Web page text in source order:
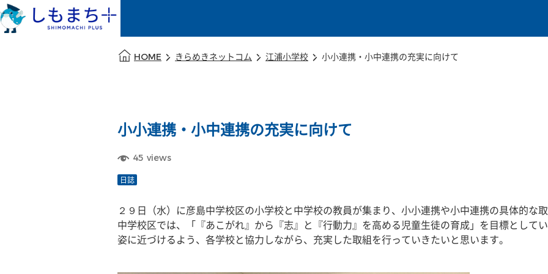
HOME きらめきネットコム 江浦小学校 小小連携・小中連携の充実に向けて
小小連携・小中連携の充実に向けて
45 views
日誌
２９日（水）に彦島中学校区の小学校と中学校の教員が集まり、小小連携や小中連携の具体的な
中学校区では、「『あこがれ』から『志』と『行動力』を高める児童生徒の育成」を目標として
姿に近づけるよう、各学校と協力しながら、充実した取組を行っていきたいと思います。